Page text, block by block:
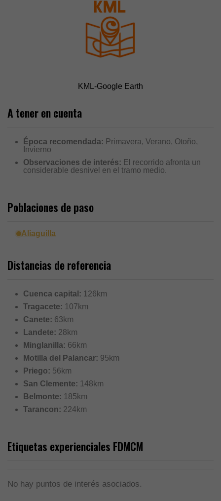
KML-Google Earth
A tener en cuenta
Época recomendada: Primavera, Verano, Otoño,
Invierno
Observaciones de interés: El recorrido afronta un
considerable desnivel en el tramo medio.
Poblaciones de paso
Aliaguilla
Distancias de referencia
Cuenca capital: 126km
Tragacete: 107km
Canete: 63km
Landete: 28km
Minglanilla: 66km
Motilla del Palancar: 95km
Priego: 56km
San Clemente: 148km
Belmonte: 185km
Tarancon: 224km
Etiquetas experienciales FDMCM
No hay puntos de interés asociados.